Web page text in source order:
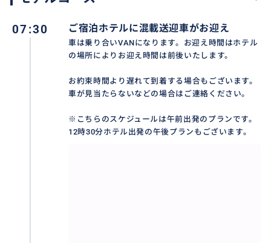
07:30 ご宿泊ホテルに混載送迎車がお迎え
車は乗り合いVANになります。お迎え時間はホテル
の場所によりお迎え時間は前後いたします。
お約束時間より遅れて到着する場合もございます。
車が見当たらないなどの場合はご連絡ください。
※こちらのスケジュールは午前出発のプランです。
12時30分ホテル出発の午後プランもございます。